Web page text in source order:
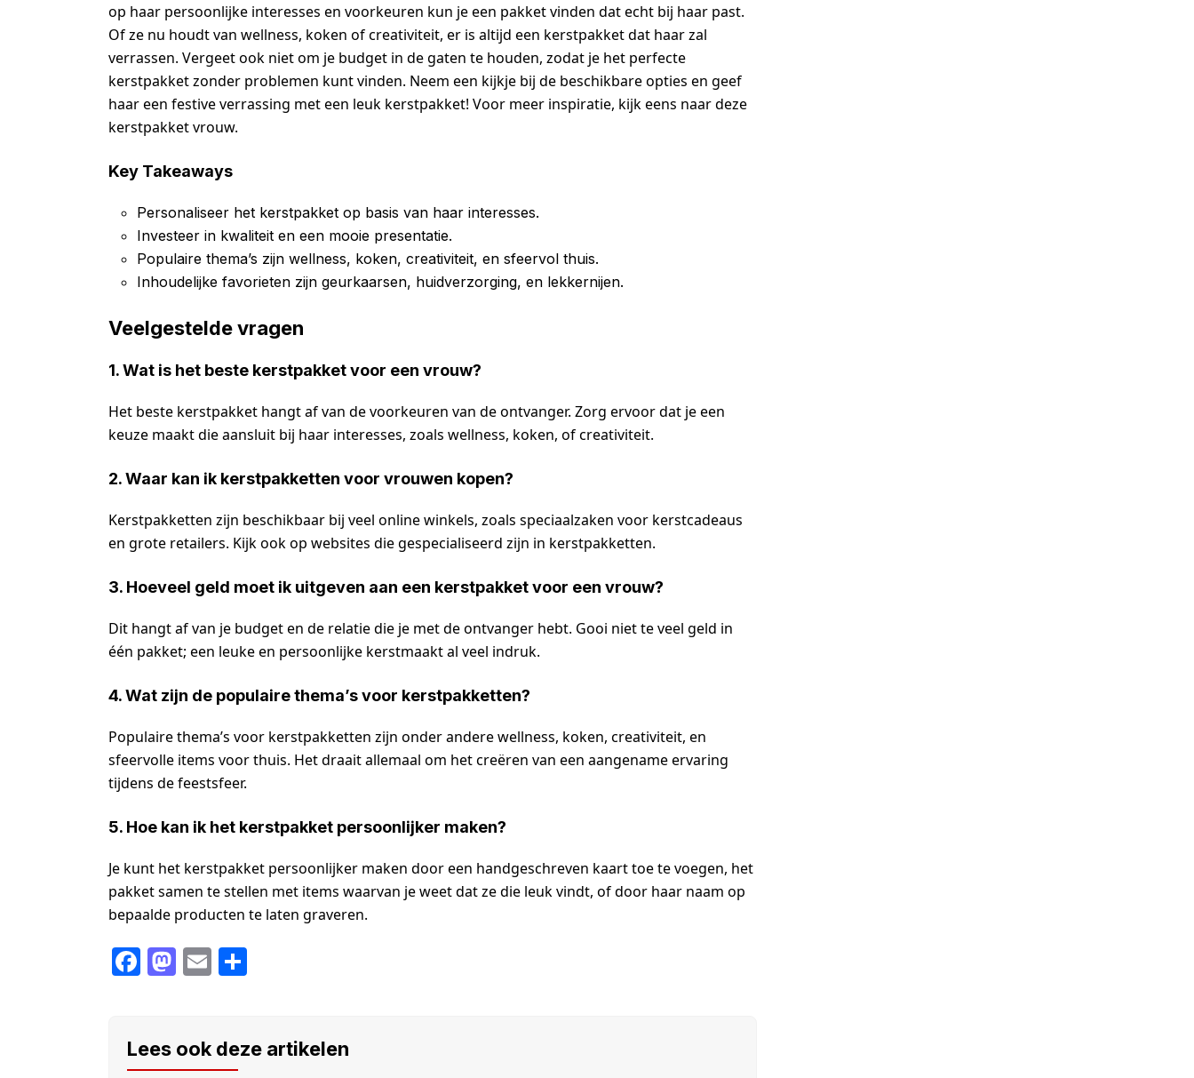
op haar persoonlijke interesses en voorkeuren kun je een pakket vinden dat echt bij haar past.
Of ze nu houdt van wellness, koken of creativiteit, er is altijd een kerstpakket dat haar zal
verrassen. Vergeet ook niet om je budget in de gaten te houden, zodat je het perfecte
kerstpakket zonder problemen kunt vinden. Neem een kijkje bij de beschikbare opties en geef
haar een festive verrassing met een leuk kerstpakket! Voor meer inspiratie, kijk eens naar deze
kerstpakket vrouw.
Key Takeaways
Personaliseer het kerstpakket op basis van haar interesses.
Investeer in kwaliteit en een mooie presentatie.
Populaire thema’s zijn wellness, koken, creativiteit, en sfeervol thuis.
Inhoudelijke favorieten zijn geurkaarsen, huidverzorging, en lekkernijen.
Veelgestelde vragen
1. Wat is het beste kerstpakket voor een vrouw?
Het beste kerstpakket hangt af van de voorkeuren van de ontvanger. Zorg ervoor dat je een
keuze maakt die aansluit bij haar interesses, zoals wellness, koken, of creativiteit.
2. Waar kan ik kerstpakketten voor vrouwen kopen?
Kerstpakketten zijn beschikbaar bij veel online winkels, zoals speciaalzaken voor kerstcadeaus
en grote retailers. Kijk ook op websites die gespecialiseerd zijn in kerstpakketten.
3. Hoeveel geld moet ik uitgeven aan een kerstpakket voor een vrouw?
Dit hangt af van je budget en de relatie die je met de ontvanger hebt. Gooi niet te veel geld in
één pakket; een leuke en persoonlijke kerstmaakt al veel indruk.
4. Wat zijn de populaire thema’s voor kerstpakketten?
Populaire thema’s voor kerstpakketten zijn onder andere wellness, koken, creativiteit, en
sfeervolle items voor thuis. Het draait allemaal om het creëren van een aangename ervaring
tijdens de feestsfeer.
5. Hoe kan ik het kerstpakket persoonlijker maken?
Je kunt het kerstpakket persoonlijker maken door een handgeschreven kaart toe te voegen, het
pakket samen te stellen met items waarvan je weet dat ze die leuk vindt, of door haar naam op
bepaalde producten te laten graveren.
F
e
M
o
E
e
Lees ook deze artikelen